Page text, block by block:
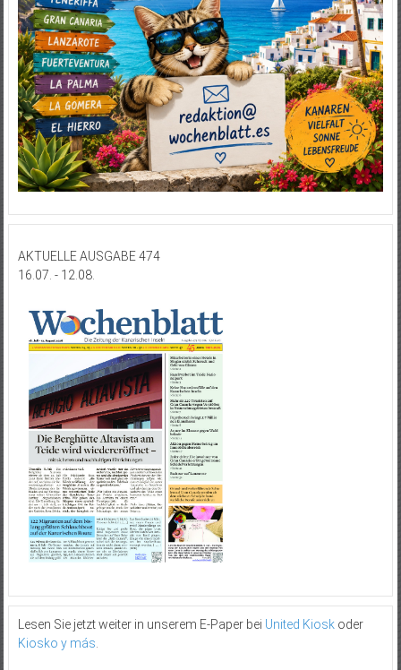
AKTUELLE AUSGABE 474
16.07. - 12.08.
Lesen Sie jetzt weiter in unserem E-Paper bei United Kioskoder
Kiosko y más.